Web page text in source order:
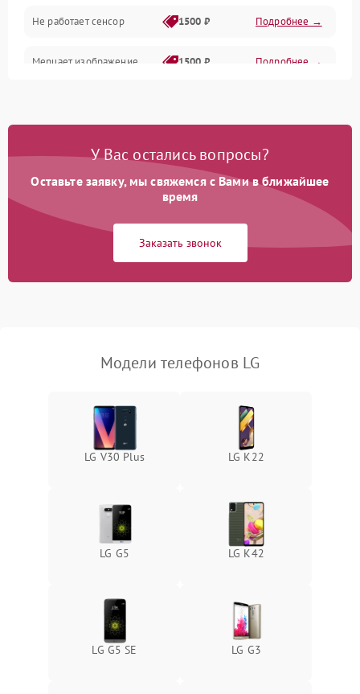
Не работает сенсор 1500 ₽ Подробнее →
Мерцает изображение 1500 ₽ Подробнее →
У Вас остались вопросы?
Оставьте заявку, мы свяжемся с Вами в ближайшее
время
Заказать звонок
Модели телефонов LG
LG V30 Plus LG K22
LG G5 LG K42
LG G5 SE LG G3